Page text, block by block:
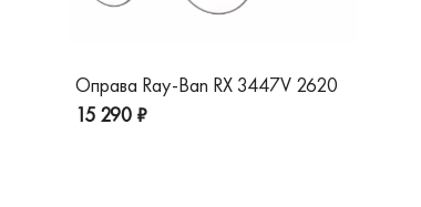
Оправа Ray-Ban RX 3447V 2620
15 290 ₽